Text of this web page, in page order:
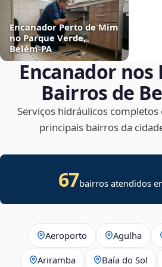
Encanador Perto de Mim
no Parque Verde,
Belém‑PA
Encanador nos
Bairros de
Serviços hidráulicos
principais bairros da
67bairros atendidos
Aeroporto Agulha
Ariramba Baía do Sol